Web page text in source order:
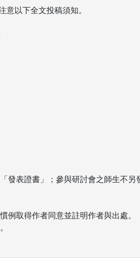
以下全文投稿須知。
發表證書」；參與研討會之師生不另
取得作者同意並註明作者與出處。